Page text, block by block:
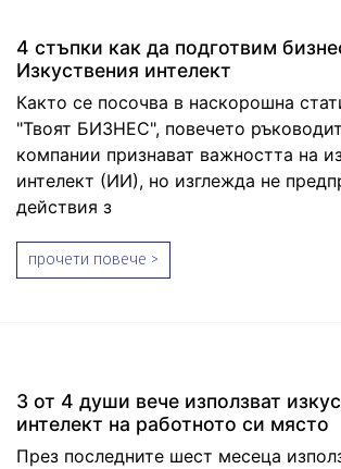
4 стъпки как да подготвим
Изкуствения интелект
Както се посочва в наскорошна
"Твоят БИЗНЕС", повечето
компании признават важността на
интелект (ИИ), но изглежда не
действия з
прочети повече >
3 от 4 души вече използват
интелект на работното си място
През последните шест месеца